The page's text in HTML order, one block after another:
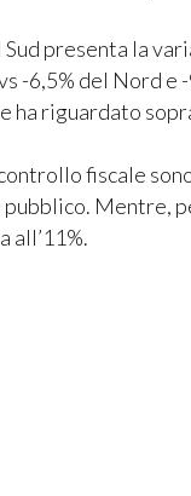
presenta la
-6,5% del Nord e
ha riguardato
fiscale
Mentre,
all’11%.